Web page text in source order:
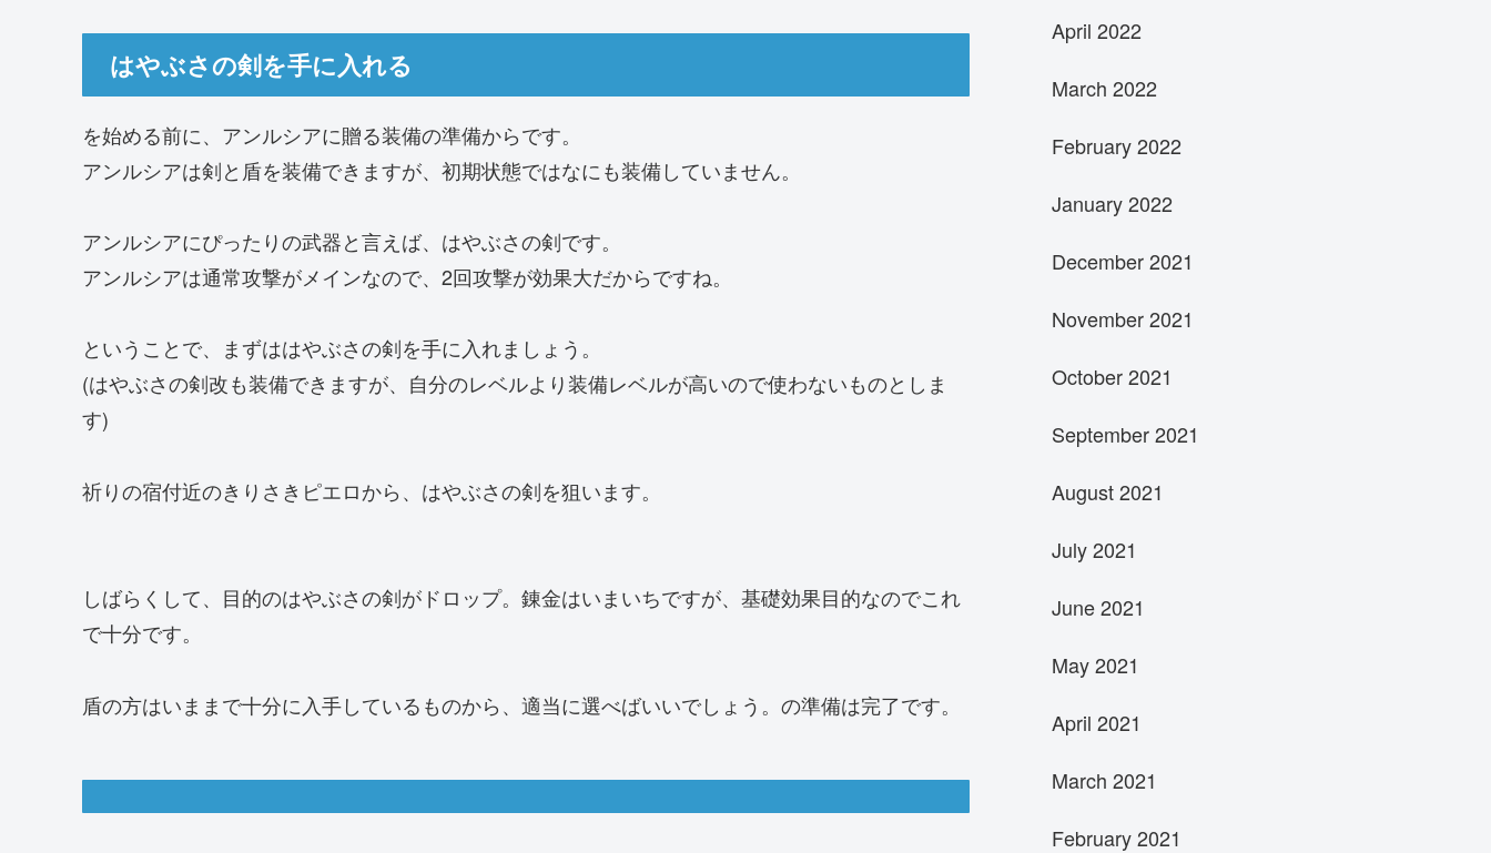
はやぶさの剣を手に入れる
を始める前に、アンルシアに贈る装備の準備からです。
アンルシアは剣と盾を装備できますが、初期状態ではなにも装備していません。
アンルシアにぴったりの武器と言えば、はやぶさの剣です。
アンルシアは通常攻撃がメインなので、2回攻撃が効果大だからですね。
ということで、まずははやぶさの剣を手に入れましょう。
(はやぶさの剣改も装備できますが、自分のレベルより装備レベルが高いので使わないものとしま
す)
祈りの宿付近のきりさきピエロから、はやぶさの剣を狙います。
しばらくして、目的のはやぶさの剣がドロップ。錬金はいまいちですが、基礎効果目的なのでこれ
で十分です。
盾の方はいままで十分に入手しているものから、適当に選べばいいでしょう。の準備は完了です。
April 2022
March 2022
February 2022
January 2022
December 2021
November 2021
October 2021
September 2021
August 2021
July 2021
June 2021
May 2021
April 2021
March 2021
February 2021